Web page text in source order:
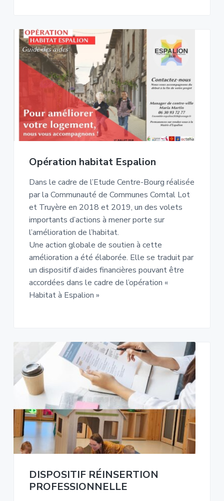
Opération habitat Espalion
Dans le cadre de l’Etude Centre-Bourg réalisée
par la Communauté de Communes Comtal Lot
et Truyère en 2018 et 2019, un des volets
importants d’actions à mener porte sur
l’amélioration de l’habitat.
Une action globale de soutien à cette
amélioration a été élaborée. Elle se traduit par
un dispositif d’aides financières pouvant être
accordées dans le cadre de l’opération «
Habitat à Espalion »
DISPOSITIF RÉINSERTION
PROFESSIONNELLE